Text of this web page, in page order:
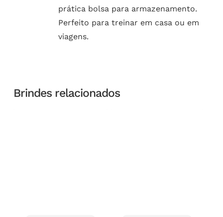
prática bolsa para armazenamento.
Perfeito para treinar em casa ou em
viagens.
Brindes relacionados